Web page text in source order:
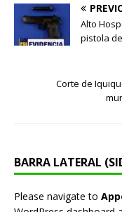
Alto
pistola
Corte de
BARRA LATERAL
Please navigate to